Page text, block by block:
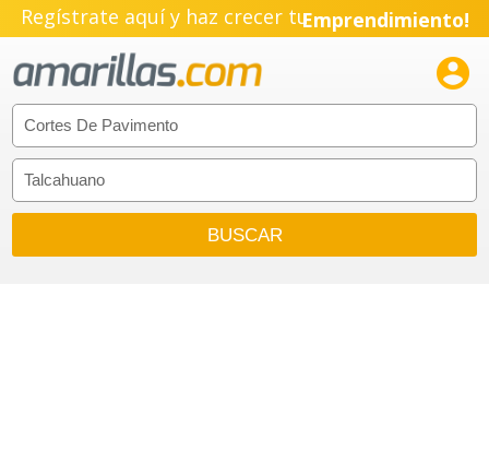
Regístrate aquí y haz crecer tuEmprendimiento!
